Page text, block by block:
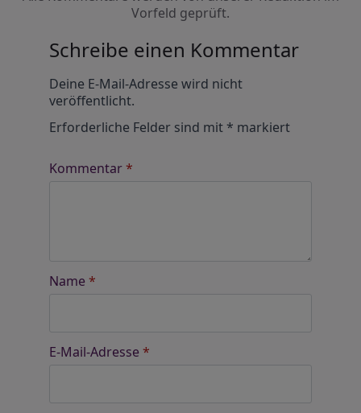
Vorfeld geprüft.
Schreibe einen Kommentar
Deine E-Mail-Adresse wird nicht
veröffentlicht.
Erforderliche Felder sind mit* markiert
Kommentar*
Name *
E-Mail-Adresse *